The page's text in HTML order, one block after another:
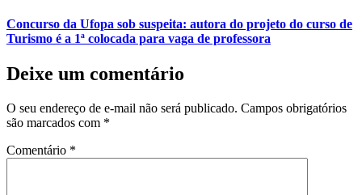
Concurso da Ufopa sob suspeita: autora do projeto do curso de
Turismo é a 1ª colocada para vaga de professora
Deixe um comentário
O seu endereço de e-mail não será publicado. Campos obrigatórios
são marcados com *
Comentário *